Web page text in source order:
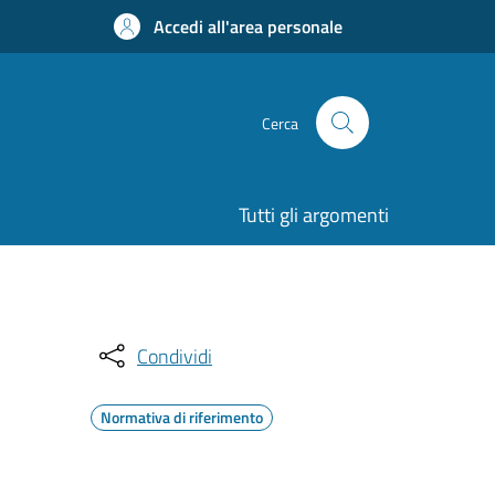
Accedi all'area personale
Cerca
Tutti gli argomenti
Condividi
Normativa di riferimento